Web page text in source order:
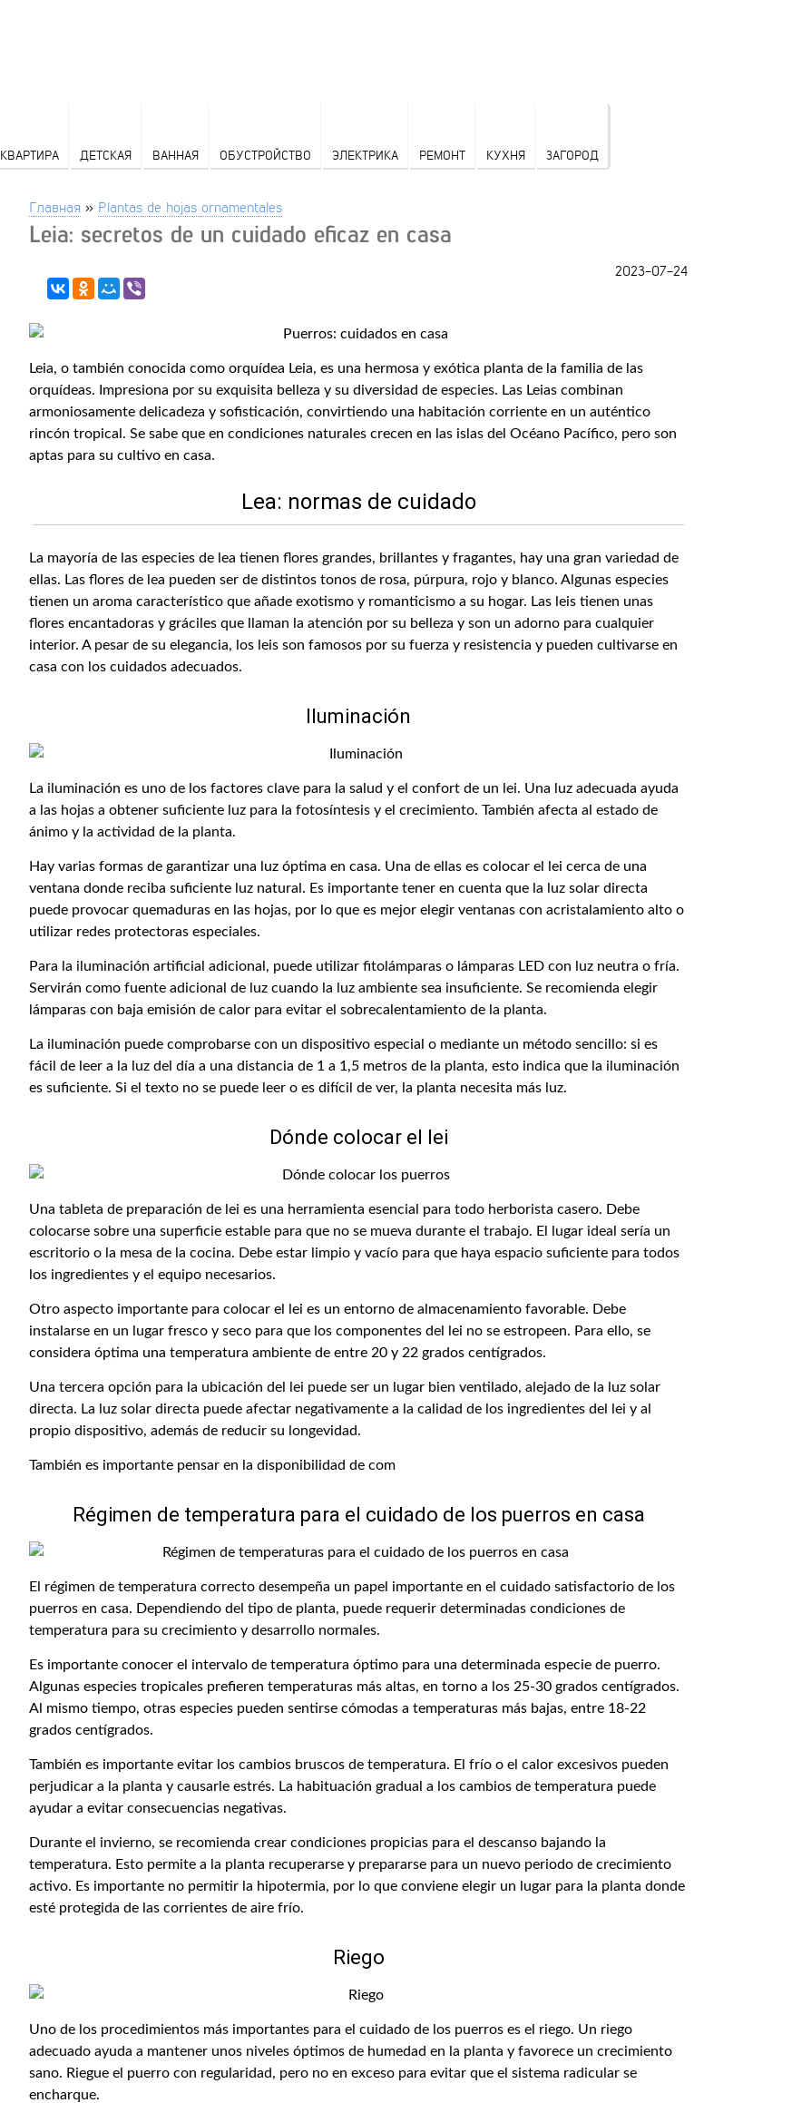
КВАРТИРА ДЕТСКАЯ ВАННАЯ ОБУСТРОЙСТВО ЭЛЕКТРИКА РЕМОНТ КУХНЯ ЗАГОРОД
Главная » Plantas de hojas ornamentales
Leia: secretos de un cuidado eficaz en casa
2023-07-24
Leia, o también conocida como orquídea Leia, es una hermosa y exótica planta de la familia de las
orquídeas. Impresiona por su exquisita belleza y su diversidad de especies. Las Leias combinan
armoniosamente delicadeza y sofisticación, convirtiendo una habitación corriente en un auténtico
rincón tropical. Se sabe que en condiciones naturales crecen en las islas del Océano Pacífico, pero son
aptas para su cultivo en casa.
Lea: normas de cuidado
La mayoría de las especies de lea tienen flores grandes, brillantes y fragantes, hay una gran variedad de
ellas. Las flores de lea pueden ser de distintos tonos de rosa, púrpura, rojo y blanco. Algunas especies
tienen un aroma característico que añade exotismo y romanticismo a su hogar. Las leis tienen unas
flores encantadoras y gráciles que llaman la atención por su belleza y son un adorno para cualquier
interior. A pesar de su elegancia, los leis son famosos por su fuerza y resistencia y pueden cultivarse en
casa con los cuidados adecuados.
Iluminación
La iluminación es uno de los factores clave para la salud y el confort de un lei. Una luz adecuada ayuda
a las hojas a obtener suficiente luz para la fotosíntesis y el crecimiento. También afecta al estado de
ánimo y la actividad de la planta.
Hay varias formas de garantizar una luz óptima en casa. Una de ellas es colocar el lei cerca de una
ventana donde reciba suficiente luz natural. Es importante tener en cuenta que la luz solar directa
puede provocar quemaduras en las hojas, por lo que es mejor elegir ventanas con acristalamiento alto o
utilizar redes protectoras especiales.
Para la iluminación artificial adicional, puede utilizar fitolámparas o lámparas LED con luz neutra o fría.
Servirán como fuente adicional de luz cuando la luz ambiente sea insuficiente. Se recomienda elegir
lámparas con baja emisión de calor para evitar el sobrecalentamiento de la planta.
La iluminación puede comprobarse con un dispositivo especial o mediante un método sencillo: si es
fácil de leer a la luz del día a una distancia de 1 a 1,5 metros de la planta, esto indica que la iluminación
es suficiente. Si el texto no se puede leer o es difícil de ver, la planta necesita más luz.
Dónde colocar el lei
Una tableta de preparación de lei es una herramienta esencial para todo herborista casero. Debe
colocarse sobre una superficie estable para que no se mueva durante el trabajo. El lugar ideal sería un
escritorio o la mesa de la cocina. Debe estar limpio y vacío para que haya espacio suficiente para todos
los ingredientes y el equipo necesarios.
Otro aspecto importante para colocar el lei es un entorno de almacenamiento favorable. Debe
instalarse en un lugar fresco y seco para que los componentes del lei no se estropeen. Para ello, se
considera óptima una temperatura ambiente de entre 20 y 22 grados centígrados.
Una tercera opción para la ubicación del lei puede ser un lugar bien ventilado, alejado de la luz solar
directa. La luz solar directa puede afectar negativamente a la calidad de los ingredientes del lei y al
propio dispositivo, además de reducir su longevidad.
También es importante pensar en la disponibilidad de com
Régimen de temperatura para el cuidado de los puerros en casa
El régimen de temperatura correcto desempeña un papel importante en el cuidado satisfactorio de los
puerros en casa. Dependiendo del tipo de planta, puede requerir determinadas condiciones de
temperatura para su crecimiento y desarrollo normales.
Es importante conocer el intervalo de temperatura óptimo para una determinada especie de puerro.
Algunas especies tropicales prefieren temperaturas más altas, en torno a los 25-30 grados centígrados.
Al mismo tiempo, otras especies pueden sentirse cómodas a temperaturas más bajas, entre 18-22
grados centígrados.
También es importante evitar los cambios bruscos de temperatura. El frío o el calor excesivos pueden
perjudicar a la planta y causarle estrés. La habituación gradual a los cambios de temperatura puede
ayudar a evitar consecuencias negativas.
Durante el invierno, se recomienda crear condiciones propicias para el descanso bajando la
temperatura. Esto permite a la planta recuperarse y prepararse para un nuevo periodo de crecimiento
activo. Es importante no permitir la hipotermia, por lo que conviene elegir un lugar para la planta donde
esté protegida de las corrientes de aire frío.
Riego
Uno de los procedimientos más importantes para el cuidado de los puerros es el riego. Un riego
adecuado ayuda a mantener unos niveles óptimos de humedad en la planta y favorece un crecimiento
sano. Riegue el puerro con regularidad, pero no en exceso para evitar que el sistema radicular se
encharque.